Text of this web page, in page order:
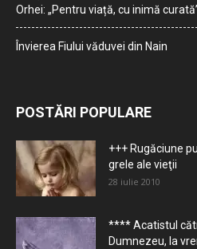
Orhei: „Pentru viață, cu inimă
Învierea Fiului văduvei din Nain
POSTĂRI POPULARE
+++ Rugăciune
grele ale vieţii
28 iulie 2010
**** Acatistul
Dumnezeu, la